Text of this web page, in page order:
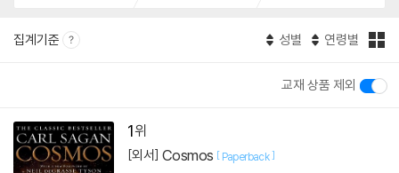
집계기준 성별 연령별
교재 상품 제외
1
[외서] Cosmos [ Paperback]